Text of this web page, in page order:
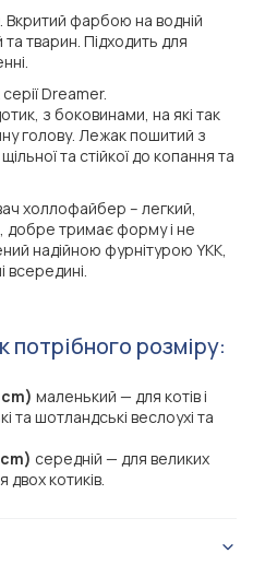
фарбою на водній
тварин. Підходить для
Dreamer.
з боковинами, на які так
голову. Лежак пошитий з
та стійкої до копання та
холлофайбер – легкий,
добре тримає форму і не
надійною фурнітурою YKK,
всередині.
розміру:
маленький — для котів і
та шотландські веслоухі та
середній — для великих
двох котиків.